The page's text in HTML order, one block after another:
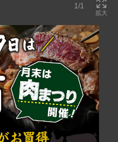
1/1
拡大